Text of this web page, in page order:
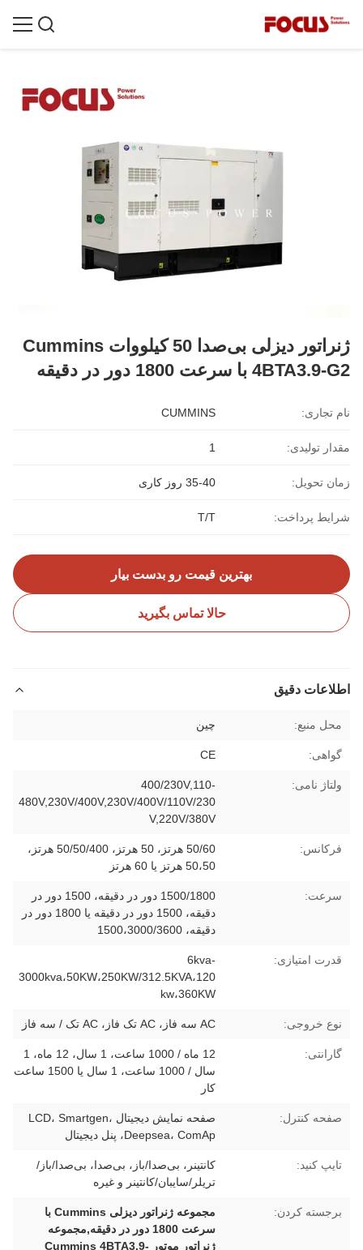
ژنراتور دیزلی بی‌صدا 50 کیلووات Cummins
4BTA3.9-G2 با سرعت 1800 دور در دقیقه
نام تجاری: CUMMINS
مقدار تولیدی: 1
زمان تحویل: 35-40 روز کاری
شرایط پرداخت: T/T
بهترین قیمت رو بدست بیار
حالا تماس بگیرید
اطلاعات دقیق
محل منبع: چین
گواهی: CE
ولتاژ نامی:
400/230V,110-
480V,230V/400V,230V/400V/110V/230
V,220V/380V
فرکانس:
50/60 هرتز، 50 هرتز، 50/50/400 هرتز،
50،50 هرتز یا 60 هرتز
سرعت:
1500/1800 دور در دقیقه، 1500 دور در
دقیقه، 1500 دور در دقیقه یا 1800 دور در
دقیقه، 1500،3000/3600
قدرت امتیازی:
6kva-
3000kva،50KW،250KW/312.5KVA،120
kw،360KW
نوع خروجی: AC سه فاز، AC تک فاز، AC تک / سه فاز
گارانتی:
12 ماه / 1000 ساعت، 1 سال، 12 ماه، 1
سال / 1000 ساعت، 1 سال یا 1500 ساعت
کار
صفحه کنترل:
صفحه نمایش دیجیتال LCD، Smartgen،
Deepsea، ComAp، پنل دیجیتال
تایپ کنید:
کانتینر، بی‌صدا/باز، بی‌صدا، بی‌صدا/باز/
تریلر/سایبان/کانتینر و غیره
برجسته کردن:
مجموعه ژنراتور دیزلی Cummins با
سرعت 1800 دور در دقیقه,مجموعه
ژنراتور موتور Cummins 4BTA3.9-